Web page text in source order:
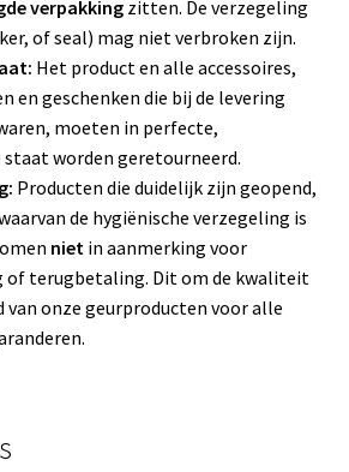
verpakkingzitten. De verzegeling
of seal) mag niet verbroken zijn.
Het product en alle accessoires,
en geschenken die bij de levering
moeten in perfecte,
worden geretourneerd.
Producten die duidelijk zijn geopend,
de hygiënische verzegeling is
nietin aanmerking voor
of terugbetaling. Dit om de kwaliteit
van onze geurproducten voor alle